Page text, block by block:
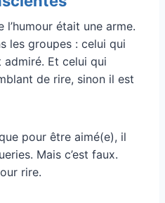
l’humour était une arme.
les groupes : celui qui
admiré. Et celui qui
de rire, sinon il est
pour être aimé(e), il
Mais c’est faux.
rire.